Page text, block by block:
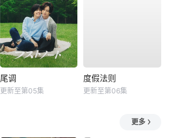
尾调
更新至第05集
度假法则
更新至第06集
更多